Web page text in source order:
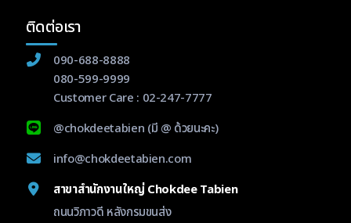
ติดต่อเรา
090-688-8888
080-599-9999
Customer Care : 02-247-7777
@chokdeetabien (มี @ ด้วยนะคะ)
info@chokdeetabien.com
สาขาสำนักงานใหญ่ Chokdee Tabien
ถนนวิภาวดี หลังกรมขนส่ง